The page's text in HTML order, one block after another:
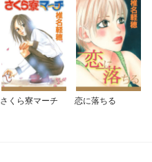
さくら寮マーチ 恋に落ちる